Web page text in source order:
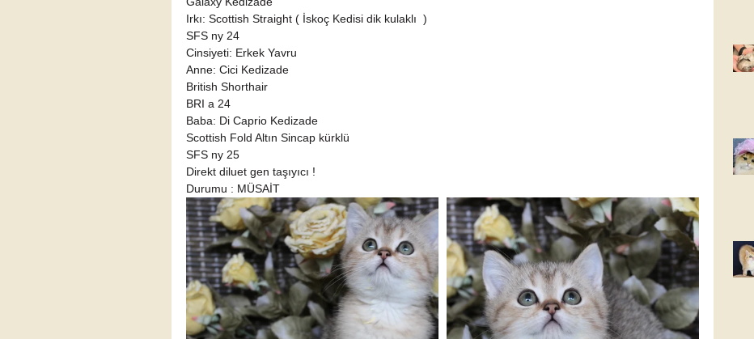
Irkı: Scottish Straight ( İskoç Kedisi dik kulaklı  )
SFS ny 24
Cinsiyeti: Erkek Yavru
Anne: Cici Kedizade
British Shorthair
BRI a 24
Baba: Di Caprio Kedizade
Scottish Fold Altın Sincap kürklü
SFS ny 25
Direkt diluet gen taşıyıcı !
Durumu : MÜSAİT